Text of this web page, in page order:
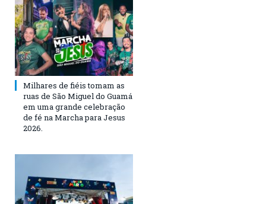
Milhares de fiéis tomam as
ruas de São Miguel do Guamá
em uma grande celebração
de fé na Marcha para Jesus
2026.